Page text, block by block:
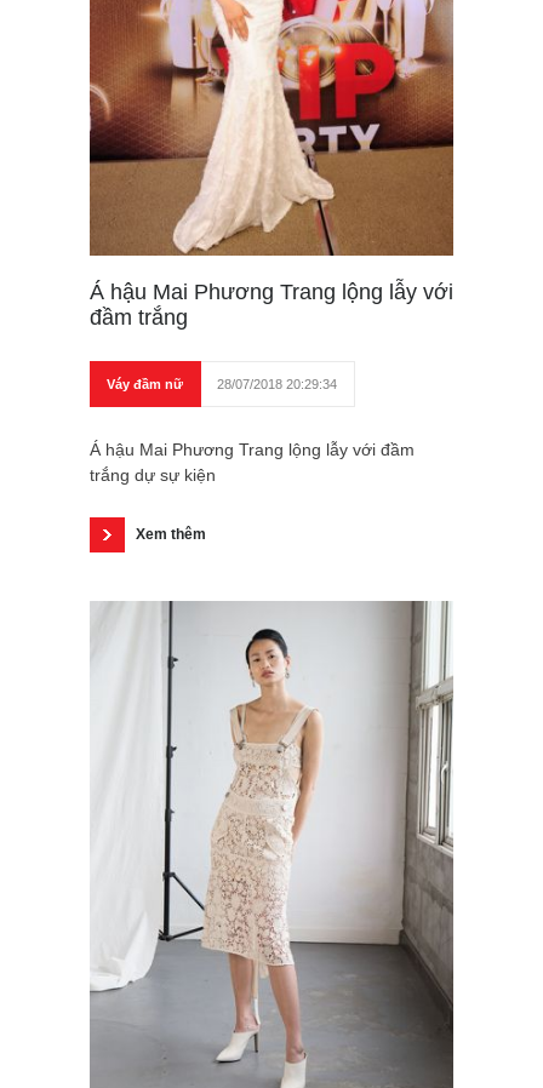
Á hậu Mai Phương Trang lộng lẫy với
đầm trắng
Váy đầm nữ 28/07/2018 20:29:34
Á hậu Mai Phương Trang lộng lẫy với đầm
trắng dự sự kiện
Xem thêm